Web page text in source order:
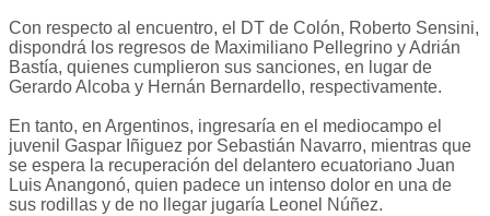
Con respecto al encuentro, el DT de Colón, Roberto Sensini,
dispondrá los regresos de Maximiliano Pellegrino y Adrián
Bastía, quienes cumplieron sus sanciones, en lugar de
Gerardo Alcoba y Hernán Bernardello, respectivamente.
En tanto, en Argentinos, ingresaría en el mediocampo el
juvenil Gaspar Iñiguez por Sebastián Navarro, mientras que
se espera la recuperación del delantero ecuatoriano Juan
Luis Anangonó, quien padece un intenso dolor en una de
sus rodillas y de no llegar jugaría Leonel Núñez.